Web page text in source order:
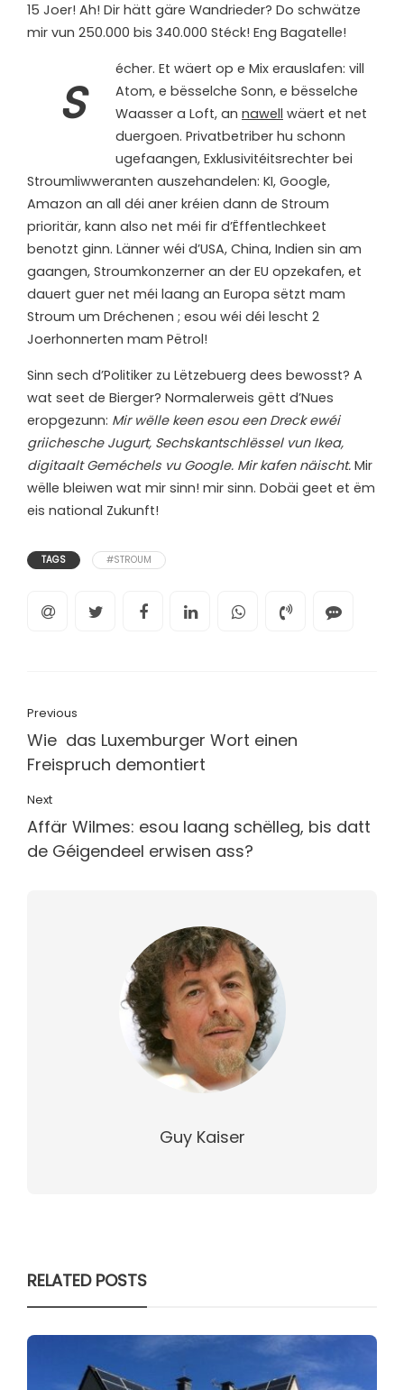
15 Joer! Ah! Dir hätt gäre Wandrieder? Do schwätze
mir vun 250.000 bis 340.000 Stéck! Eng Bagatelle!
S
écher. Et wäert op e Mix erauslafen: vill
Atom, e bësselche Sonn, e bësselche
Waasser a Loft, an nawell wäert et net
duergoen. Privatbetriber hu schonn
ugefaangen, Exklusivitéitsrechter bei
Stroumliwweranten auszehandelen: KI, Google,
Amazon an all déi aner kréien dann de Stroum
prioritär, kann also net méi fir d’Ëffentlechkeet
benotzt ginn. Länner wéi d’USA, China, Indien sin am
gaangen, Stroumkonzerner an der EU opzekafen, et
dauert guer net méi laang an Europa sëtzt mam
Stroum um Dréchenen ; esou wéi déi lescht 2
Joerhonnerten mam Pëtrol!
Sinn sech d’Politiker zu Lëtzebuerg dees bewosst? A
wat seet de Bierger? Normalerweis gëtt d’Nues
eropgezunn: Mir wëlle keen esou een Dreck ewéi
griichesche Jugurt, Sechskantschlëssel vun Ikea,
digitaalt Geméchels vu Google. Mir kafen näischt. Mir
wëlle bleiwen wat mir sinn! mir sinn. Dobäi geet et ëm
eis national Zukunft!
TAGS #STROUM
Previous
Wie das Luxemburger Wort einen
Freispruch demontiert
Next
Affär Wilmes: esou laang schëlleg, bis datt
de Géigendeel erwisen ass?
Guy Kaiser
RELATED POSTS